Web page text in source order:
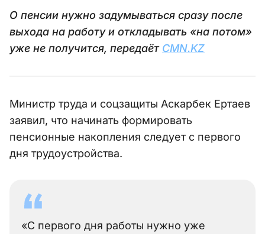
О пенсии нужно задумываться сразу после
выхода на работу и откладывать «на потом»
уже не получится, передаёт CMN.KZ
Министр труда и соцзащиты Аскарбек Ертаев
заявил, что начинать формировать
пенсионные накопления следует с первого
дня трудоустройства.
«С первого дня работы нужно уже